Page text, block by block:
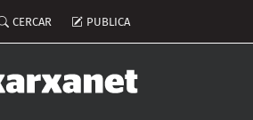
del compte d'usuari
CERCAR PUBLICA